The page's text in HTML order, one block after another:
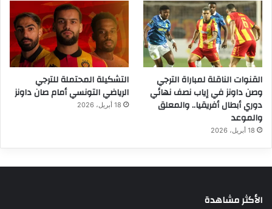
القنوات الناقلة لمباراة الترجي
وصن داونز في إياب نصف نهائي
دوري أبطال أفريقيا.. والمعلق
والموعد
18 أبريل، 2026
التشكيلة المحتملة للترجي
الرياضي التونسي أمام صان داونز
18 أبريل، 2026
الأكثر مشاهدة